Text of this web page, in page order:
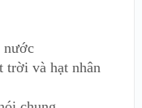
nước
trời và hạt nhân